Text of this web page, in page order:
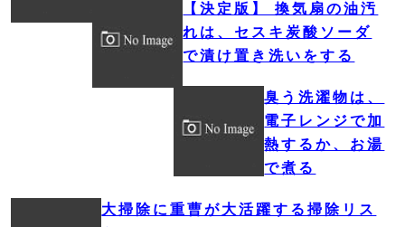
【決定版】 換気扇の油汚
れは、セスキ炭酸ソーダ
で漬け置き洗いをする
臭う洗濯物は、
電子レンジで加
熱するか、お湯
で煮る
大掃除に重曹が大活躍する掃除リス